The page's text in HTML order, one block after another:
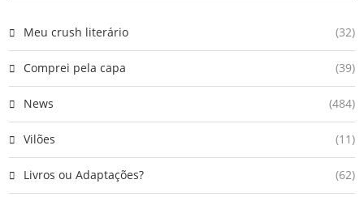
Meu crush literário (32)
Comprei pela capa (39)
News (484)
Vilões (11)
Livros ou Adaptações? (62)